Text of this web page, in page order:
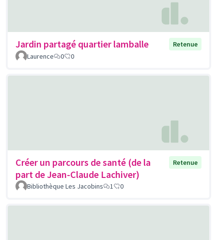
Jardin partagé quartier lamballe
Retenue
Laurence
0 0
Créer un parcours de santé (de la
part de Jean-Claude Lachiver)
Retenue
Bibliothèque Les Jacobins 1 0